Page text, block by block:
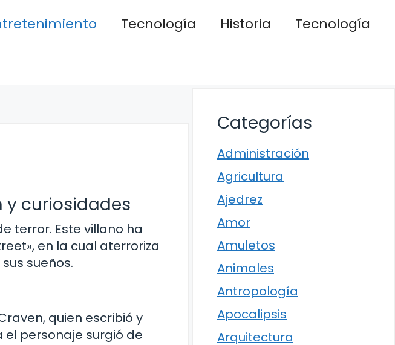
Tecnología Historia
Tecnología
y curiosidades
terror. Este villano ha
en la cual aterroriza
sueños.
quien escribió y
el personaje surgió de
Categorías
Administración
Agricultura
Ajedrez
Amor
Amuletos
Animales
Antropología
Apocalipsis
Arquitectura